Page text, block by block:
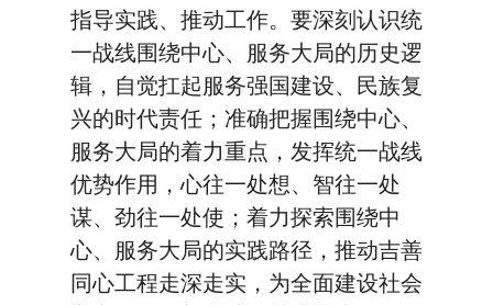
指导实践、推动工作。要深刻认识统
一战线围绕中心、服务大局的历史逻
辑，自觉扛起服务强国建设、民族复
兴的时代责任；准确把握围绕中心、
服务大局的着力重点，发挥统一战线
优势作用，心往一处想、智往一处
谋、劲往一处使；着力探索围绕中
心、服务大局的实践路径，推动吉善
同心工程走深走实，为全面建设社会